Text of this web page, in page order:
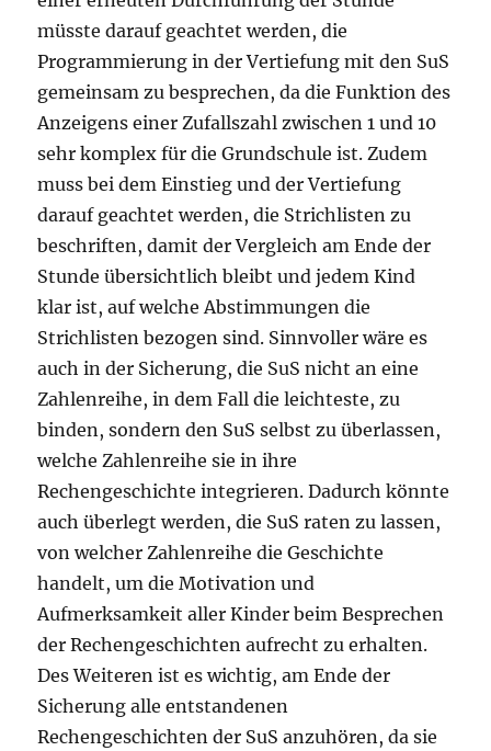
müsste darauf geachtet werden, die
Programmierung in der Vertiefung mit den SuS
gemeinsam zu besprechen, da die Funktion des
Anzeigens einer Zufallszahl zwischen 1 und 10
sehr komplex für die Grundschule ist. Zudem
muss bei dem Einstieg und der Vertiefung
darauf geachtet werden, die Strichlisten zu
beschriften, damit der Vergleich am Ende der
Stunde übersichtlich bleibt und jedem Kind
klar ist, auf welche Abstimmungen die
Strichlisten bezogen sind. Sinnvoller wäre es
auch in der Sicherung, die SuS nicht an eine
Zahlenreihe, in dem Fall die leichteste, zu
binden, sondern den SuS selbst zu überlassen,
welche Zahlenreihe sie in ihre
Rechengeschichte integrieren. Dadurch könnte
auch überlegt werden, die SuS raten zu lassen,
von welcher Zahlenreihe die Geschichte
handelt, um die Motivation und
Aufmerksamkeit aller Kinder beim Besprechen
der Rechengeschichten aufrecht zu erhalten.
Des Weiteren ist es wichtig, am Ende der
Sicherung alle entstandenen
Rechengeschichten der SuS anzuhören, da sie